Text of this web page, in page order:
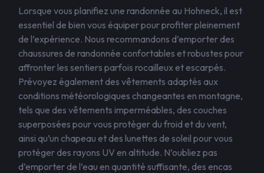
Lorsque vous planifiez une randonnée au Hohneck, il est
essentiel de bien vous équiper pour profiter pleinement
de l’expérience. Nous recommandons d’emporter des
chaussures de randonnée confortables et robustes pour
affronter les sentiers parfois rocailleux et escarpés.
Prévoyez également des vêtements adaptés aux
conditions météorologiques changeantes en montagne,
tels que des vêtements imperméables, des couches
superposées pour vous protéger du froid et du vent,
ainsi qu’un chapeau et des lunettes de soleil pour vous
protéger des rayons UV en altitude. N’oubliez pas
d’emporter de l’eau en quantité suffisante, des encas